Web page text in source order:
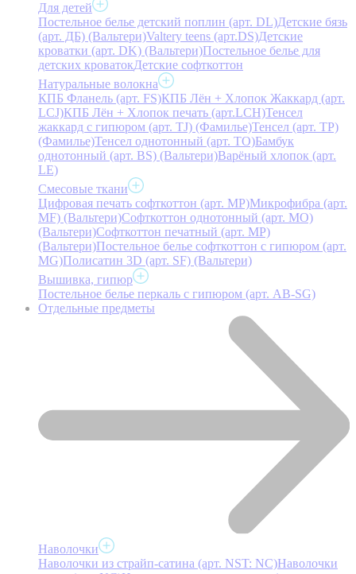
Для детей
Постельное белье детский поплин (арт. DL)Детские бязь
(арт. ДБ) (Вальтери)Valtery teens (арт.DS)Детские
кроватки (арт. DK) (Вальтери)Постельное белье для
детских кроватокДетские софткоттон
Натуральные волокна
КПБ Фланель (арт. FS)КПБ Лён + Хлопок Жаккард (арт.
LCJ)КПБ Лён + Хлопок печать (арт.LCH)Тенсел
жаккард с гипюром (арт. TJ) (Фамилье)Тенсел (арт. ТР)
(Фамилье)Тенсел однотонный (арт. TO)Бамбук
однотонный (арт. BS) (Вальтери)Варёный хлопок (арт.
LE)
Смесовые ткани
Цифровая печать софткоттон (арт. MP)Микрофибра (арт.
MF) (Вальтери)Софткоттон однотонный (арт. MO)
(Вальтери)Софткоттон печатный (арт. MР)
(Вальтери)Постельное белье софткоттон с гипюром (арт.
MG)Полисатин 3D (арт. SF) (Вальтери)
Вышивка, гипюр
Постельное белье перкаль с гипюром (арт. AB-SG)
Отдельные предметы
Наволочки
Наволочки из страйп-сатина (арт. NST: NC)Наволочки